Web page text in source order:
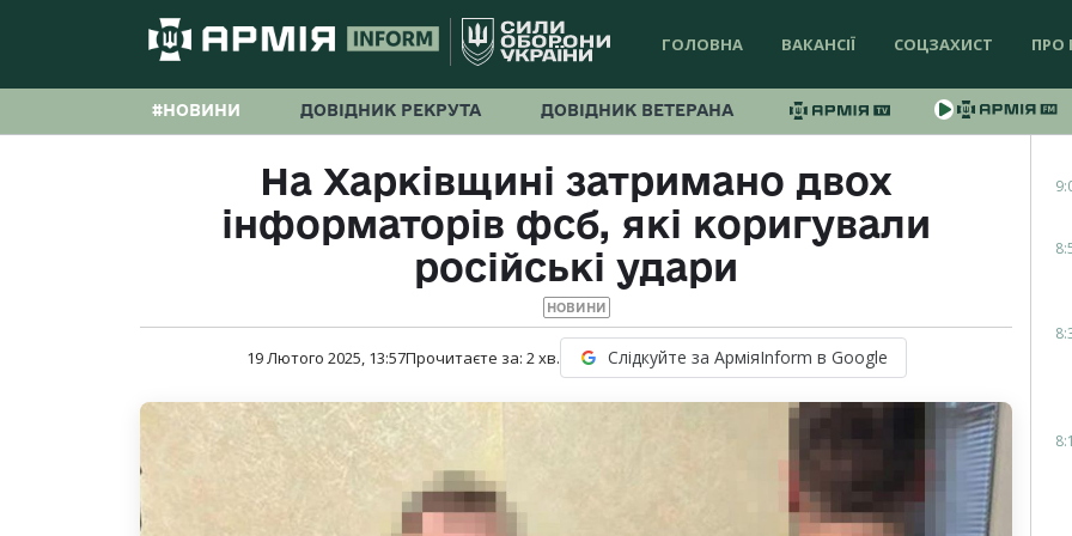
ГОЛОВНА ВАКАНСІЇ СОЦЗАХИСТ ПРО
#НОВИНИ ДОВІДНИК РЕКРУТА ДОВІДНИК ВЕТЕРАНА
На Харківщині затримано двох
інформаторів фсб, які коригували
російські удари
НОВИНИ
19 Лютого 2025, 13:57Прочитаєте за: 2хв. Слідкуйте за АрміяInform в Google